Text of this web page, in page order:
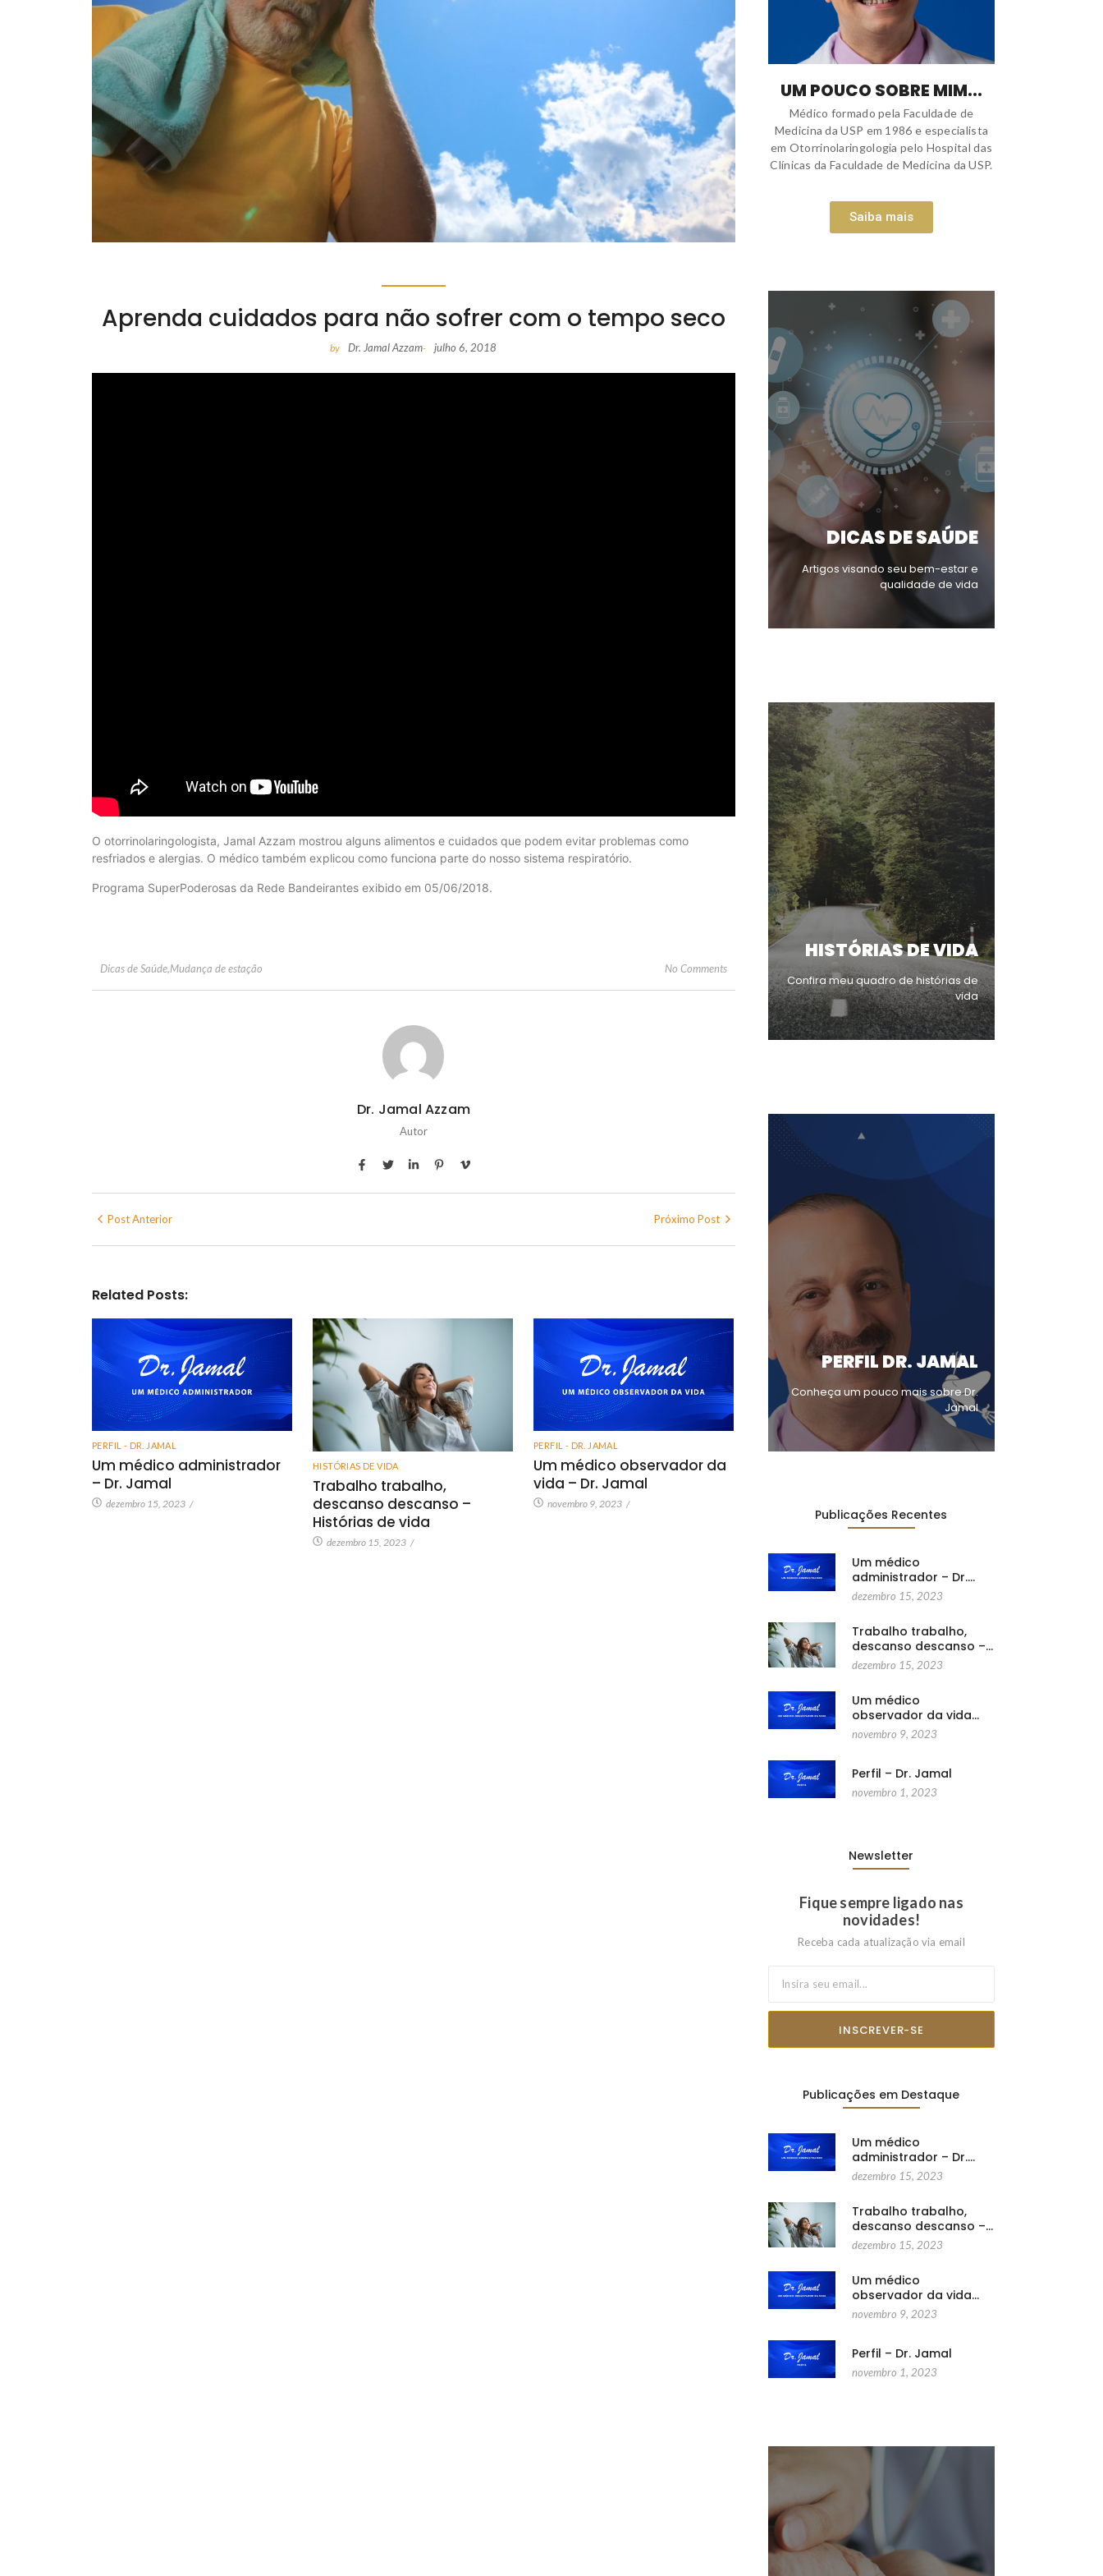
Aprenda cuidados para não sofrer com o tempo seco
by Dr. Jamal Azzam- julho 6, 2018
O otorrinolaringologista, Jamal Azzam mostrou alguns alimentos e cuidados que podem evitar problemas como
resfriados e alergias. O médico também explicou como funciona parte do nosso sistema respiratório.
Programa SuperPoderosas da Rede Bandeirantes exibido em 05/06/2018.
Dicas de Saúde,Mudança de estação No Comments
Dr. Jamal Azzam
Autor
Post Anterior Próximo Post
Related Posts:
PERFIL - DR. JAMAL
Um médico administrador
– Dr. Jamal
dezembro 15, 2023 /
HISTÓRIAS DE VIDA
Trabalho trabalho,
descanso descanso –
Histórias de vida
dezembro 15, 2023 /
PERFIL - DR. JAMAL
Um médico observador da
vida – Dr. Jamal
novembro 9, 2023 /
UM POUCO SOBRE MIM...
Médico formado pela Faculdade de
Medicina da USP em 1986 e especialista
em Otorrinolaringologia pelo Hospital das
Clínicas da Faculdade de Medicina da USP.
Saiba mais
DICAS DE SAÚDE
Artigos visando seu bem-estar e
qualidade de vida
HISTÓRIAS DE VIDA
Confira meu quadro de histórias de
vida
PERFIL DR. JAMAL
Conheça um pouco mais sobre Dr.
Jamal
Publicações Recentes
Um médico
administrador – Dr.…
dezembro 15, 2023
Trabalho trabalho,
descanso descanso –…
dezembro 15, 2023
Um médico
observador da vida…
novembro 9, 2023
Perfil – Dr. Jamal
novembro 1, 2023
Newsletter
Fique sempre ligado nas
novidades!
Receba cada atualização via email
INSCREVER-SE
Publicações em Destaque
Um médico
administrador – Dr.…
dezembro 15, 2023
Trabalho trabalho,
descanso descanso –…
dezembro 15, 2023
Um médico
observador da vida…
novembro 9, 2023
Perfil – Dr. Jamal
novembro 1, 2023